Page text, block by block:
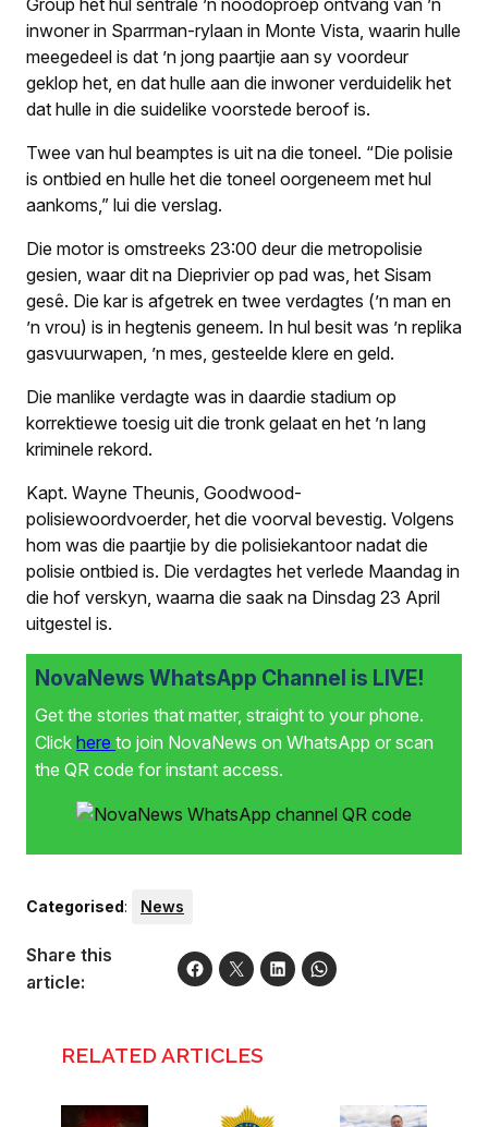
inwoner in Sparrman-rylaan in Monte Vista, waarin hulle
meegedeel is dat ’n jong paartjie aan sy voordeur
geklop het, en dat hulle aan die inwoner verduidelik het
dat hulle in die suidelike voorstede beroof is.
Twee van hul beamptes is uit na die toneel. “Die polisie
is ontbied en hulle het die toneel oorgeneem met hul
aankoms,” lui die verslag.
Die motor is omstreeks 23:00 deur die metropolisie
gesien, waar dit na Dieprivier op pad was, het Sisam
gesê. Die kar is afgetrek en twee verdagtes (’n man en
’n vrou) is in hegtenis geneem. In hul besit was ’n replika
gasvuurwapen, ’n mes, gesteelde klere en geld.
Die manlike verdagte was in daardie stadium op
korrektiewe toesig uit die tronk gelaat en het ’n lang
kriminele rekord.
Kapt. Wayne Theunis, Goodwood-
polisiewoordvoerder, het die voorval bevestig. Volgens
hom was die paartjie by die polisiekantoor nadat die
polisie ontbied is. Die verdagtes het verlede Maandag in
die hof verskyn, waarna die saak na Dinsdag 23 April
uitgestel is.
NovaNews WhatsApp Channel is LIVE!
Get the stories that matter, straight to your phone.
Click here to join NovaNews on WhatsApp or scan
the QR code for instant access.
Categorised: News
Share this
article:
RELATED ARTICLES